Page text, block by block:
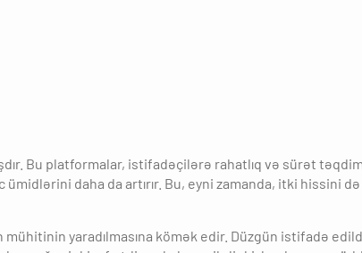
Bu platformalar, istifadəçilərə rahatlıq və sürət
daha da artırır. Bu, eyni zamanda, itki hissini
yaradılmasına kömək edir. Düzgün istifadə